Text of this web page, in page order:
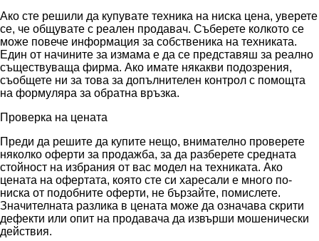
Ако сте решили да купувате техника на ниска цена, уверете
се, че общувате с реален продавач. Съберете колкото се
може повече информация за собственика на техниката.
Един от начините за измама е да се представяш за реално
съществуваща фирма. Ако имате някакви подозрения,
съобщете ни за това за допълнителен контрол с помощта
на формуляра за обратна връзка.
Проверка на цената
Преди да решите да купите нещо, внимателно проверете
няколко оферти за продажба, за да разберете средната
стойност на избрания от вас модел на техниката. Ако
цената на офертата, която сте си харесали е много по-
ниска от подобните оферти, не бързайте, помислете.
Значителната разлика в цената може да означава скрити
дефекти или опит на продавача да извърши мошенически
действия.